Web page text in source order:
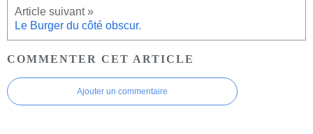
Le Burger du côté obscur.
COMMENTER CET ARTICLE
Ajouter un commentaire